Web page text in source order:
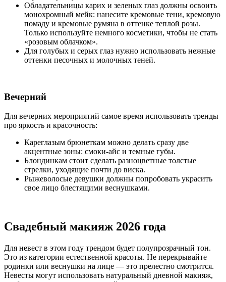
Обладательницы карих и зеленых глаз должны освоить
монохромный мейк: нанесите кремовые тени, кремовую
помаду и кремовые румяна в оттенке теплой розы.
Только используйте немного косметики, чтобы не стать
«розовым облачком».
Для голубых и серых глаз нужно использовать нежные
оттенки песочных и молочных теней.
Вечерний
Для вечерних мероприятий самое время использовать тренды
про яркость и красочность:
Кареглазым брюнеткам можно делать сразу две
акцентные зоны: смоки-айс и темные губы.
Блондинкам стоит сделать разноцветные толстые
стрелки, уходящие почти до виска.
Рыжеволосые девушки должны попробовать украсить
свое лицо блестящими веснушками.
Свадебный макияж 2026 года
Для невест в этом году трендом будет полупрозрачный тон.
Это из категории естественной красоты. Не перекрывайте
родинки или веснушки на лице — это прелестно смотрится.
Невесты могут использовать натуральный дневной макияж,